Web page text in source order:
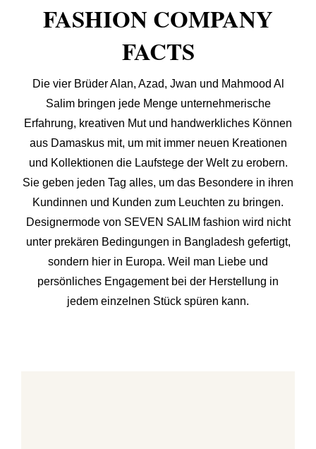
FASHION COMPANY
FACTS
Die vier Brüder Alan, Azad, Jwan und Mahmood Al
Salim bringen jede Menge unternehmerische
Erfahrung, kreativen Mut und handwerkliches Können
aus Damaskus mit, um mit immer neuen Kreationen
und Kollektionen die Laufstege der Welt zu erobern.
Sie geben jeden Tag alles, um das Besondere in ihren
Kundinnen und Kunden zum Leuchten zu bringen.
Designermode von SEVEN SALIM fashion wird nicht
unter prekären Bedingungen in Bangladesh gefertigt,
sondern hier in Europa. Weil man Liebe und
persönliches Engagement bei der Herstellung in
jedem einzelnen Stück spüren kann.